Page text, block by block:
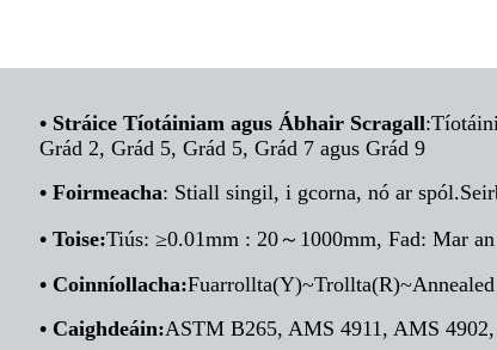
• Stráice Tíotáiniam agus Ábhair Scragall:
Grád 2, Grád 5, Grád 5, Grád 7 agus Grád 9
• Foirmeacha: Stiall singil, i gcorna, nó ar
• Toise:Tiús: ≥0.01mm : 20～1000mm, Fad: Mar
• Coinníollacha:Fuarrollta(Y)~Trollta(R)~Annealed
• Caighdeáin:ASTM B265, AMS 4911, AMS